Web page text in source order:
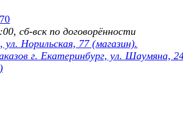
сб-вск по договорённости
ул. Норильская, 77 (магазин).
г. Екатеринбург, ул. Шаумяна,